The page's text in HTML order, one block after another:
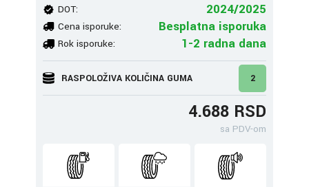
DOT: 2024/2025
Cena isporuke: Besplatna isporuka
Rok isporuke: 1-2 radna dana
RASPOLOŽIVA KOLIČINA GUMA 2
4.688 RSD
sa PDV-om